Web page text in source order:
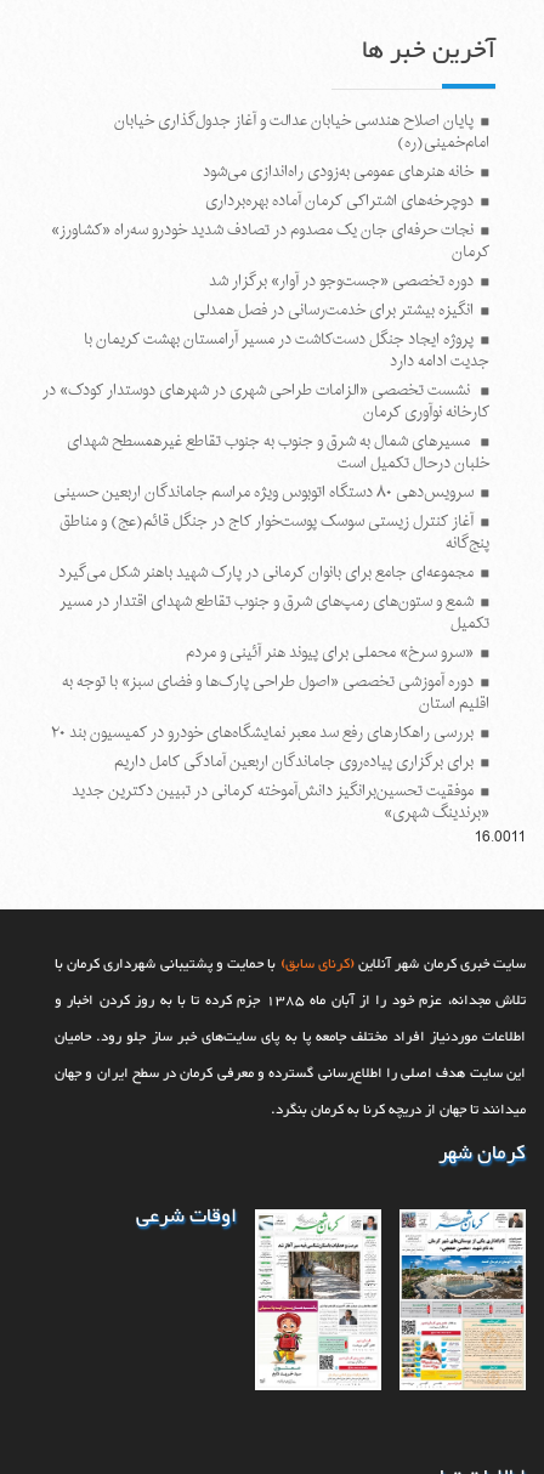
آخرین خبر ها
پایان اصلاح هندسی خیابان عدالت و آغاز جدول‌گذاری خیابان
امام‌خمینی(ره)
خانه هنرهای عمومی به‌زودی راه‌اندازی می‌شود
دوچرخه‌های اشتراکی کرمان آماده بهره‌برداری
نجات حرفه‌ای جان یک مصدوم در تصادف شدید خودرو سه‌راه «کشاورز»
کرمان
دوره تخصصی «جست‌وجو در آوار» برگزار شد
انگیزه بیشتر برای خدمت‌رسانی در فصل همدلی
پروژه ایجاد جنگل دست‌کاشت در مسیر آرامستان بهشت کریمان با
جدیت ادامه دارد
نشست تخصصی «الزامات طراحی شهری در شهرهای دوستدار کودک» در
کارخانه نوآوری کرمان
مسیرهای شمال به شرق و جنوب به جنوب تقاطع غیرهمسطح شهدای
خلبان درحال تکمیل است
سرویس‌دهی ۸۰ دستگاه اتوبوس ویژه مراسم جاماندگان اربعین حسینی
آغاز کنترل زیستی سوسک پوست‌خوار کاج در جنگل قائم(عج) و مناطق
پنج‌گانه
مجموعه‌ای جامع برای بانوان کرمانی در پارک شهید باهنر شکل می‌گیرد
شمع و ستون‌های رمپ‌های شرق و جنوب تقاطع شهدای اقتدار در مسیر
تکمیل
«سرو سرخ» محملی برای پیوند هنر آئینی و مردم
دوره آموزشی تخصصی «اصول طراحی پارک‌ها و فضای سبز» با توجه به
اقلیم استان
بررسی راهکارهای رفع سد معبر نمایشگاه‌های خودرو در کمیسیون بند ۲۰
برای برگزاری پیاده‌روی جاماندگان اربعین آمادگی کامل داریم
موفقیت تحسین‌برانگیز دانش‌آموخته کرمانی در تبیین دکترین جدید
«برندینگ شهری»
16.0011
سایت خبری کرمان شهر آنلاین(کرنای سابق) با حمایت و پشتیبانی شهرداری کرمان با
تلاش مجدانه، عزم خود را از آبان ماه 1385 جزم کرده تا با به روز کردن اخبار و
اطلاعات موردنیاز افراد مختلف جامعه پا به پای سایت‌های خبر ساز جلو رود. حامیان
این سایت هدف اصلی را اطلاع‌رسانی گسترده و معرفی کرمان در سطح ایران و جهان
می‎‏دانند تا جهان از دریچه کرنا به کرمان بنگرد.
کرمان شهر
اوقات شرعی